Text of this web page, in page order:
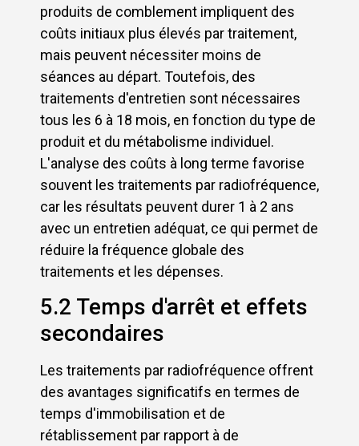
produits de comblement impliquent des
coûts initiaux plus élevés par traitement,
mais peuvent nécessiter moins de
séances au départ. Toutefois, des
traitements d'entretien sont nécessaires
tous les 6 à 18 mois, en fonction du type de
produit et du métabolisme individuel.
L'analyse des coûts à long terme favorise
souvent les traitements par radiofréquence,
car les résultats peuvent durer 1 à 2 ans
avec un entretien adéquat, ce qui permet de
réduire la fréquence globale des
traitements et les dépenses.
5.2 Temps d'arrêt et effets
secondaires
Les traitements par radiofréquence offrent
des avantages significatifs en termes de
temps d'immobilisation et de
rétablissement par rapport à de